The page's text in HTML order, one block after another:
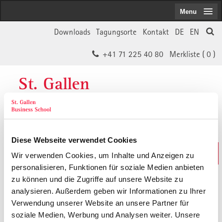
Diese Webseite verwendet Cookies
Wir verwenden Cookies, um Inhalte und Anzeigen zu
personalisieren, Funktionen für soziale Medien anbieten
zu können und die Zugriffe auf unsere Website zu
analysieren. Außerdem geben wir Informationen zu Ihrer
Verwendung unserer Website an unsere Partner für
soziale Medien, Werbung und Analysen weiter. Unsere
EN
DE
Kontakt
Tagungsorte
Downloads
Merkliste ( 0 )
+41 71 225 40 80
St. Gallen
Business School
Weiterbildungs-Suche
In 30 Sekunden das Passende finden
Menu
Der von Ihnen gesuchte Inhalt ist